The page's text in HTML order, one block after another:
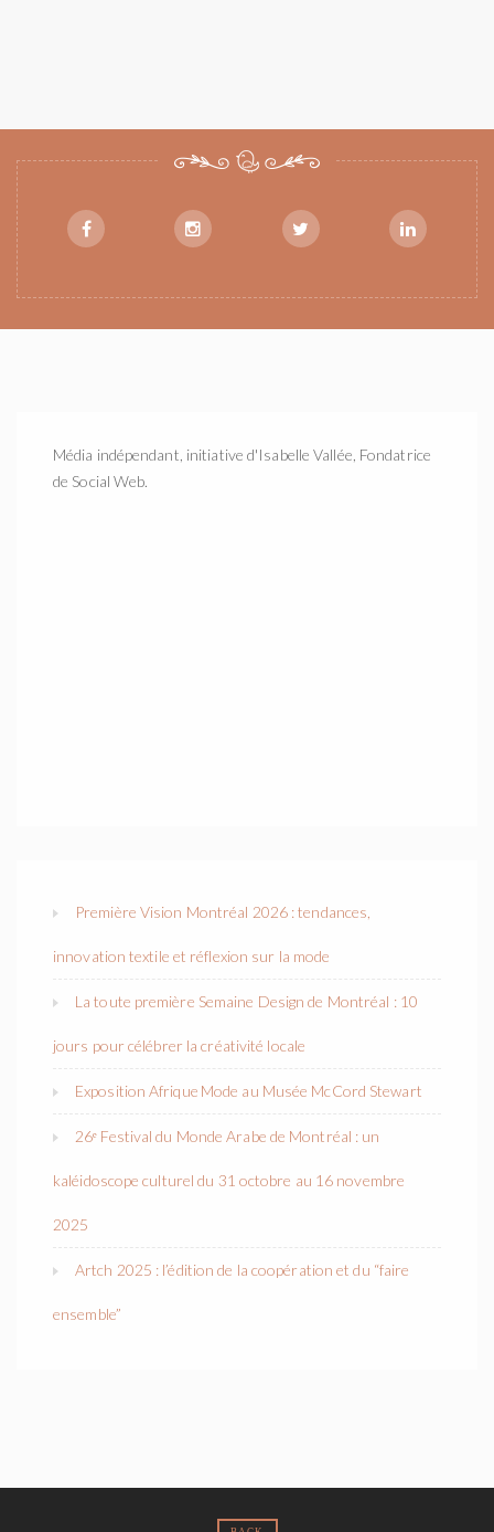
Média indépendant, initiative d'Isabelle Vallée, Fondatrice
de Social Web.
Première Vision Montréal 2026 : tendances,
innovation textile et réflexion sur la mode
La toute première Semaine Design de Montréal : 10
jours pour célébrer la créativité locale
Exposition Afrique Mode au Musée McCord Stewart
26ᵉ Festival du Monde Arabe de Montréal : un
kaléidoscope culturel du 31 octobre au 16 novembre
2025
Artch 2025 : l’édition de la coopération et du “faire
ensemble”